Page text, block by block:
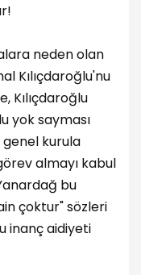
neden olan
Kılıçdaroğlu'nu
Kılıçdaroğlu
yok sayması
kurula
almayı kabul
bu
çoktur" sözleri
inanç aidiyeti